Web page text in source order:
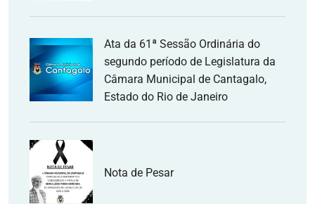
Ata da 61ª Sessão Ordinária do
segundo período de Legislatura da
Câmara Municipal de Cantagalo,
Estado do Rio de Janeiro
Nota de Pesar